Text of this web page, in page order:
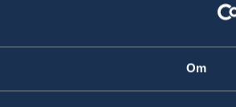
Om
eller växlingskontor. De är lätta